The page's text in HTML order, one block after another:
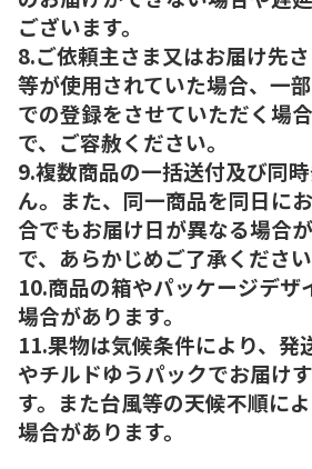
ございます。
8.ご依頼主さま又はお届け先
等が使用されていた場合、一
での登録をさせていただく場
で、ご容赦ください。
9.複数商品の一括送付及び同
ん。また、同一商品を同日に
合でもお届け日が異なる場合
で、あらかじめご了承ください
10.商品の箱やパッケージデザ
場合があります。
11.果物は気候条件により、発
やチルドゆうパックでお届け
す。また台風等の天候不順に
場合があります。